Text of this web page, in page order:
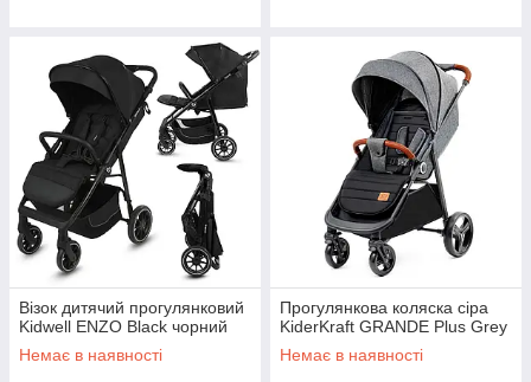
Візок дитячий прогулянковий
Kidwell ENZO Black чорний
Немає в наявності
Прогулянкова коляска сіра
KiderKraft GRANDE Plus Grey
Немає в наявності